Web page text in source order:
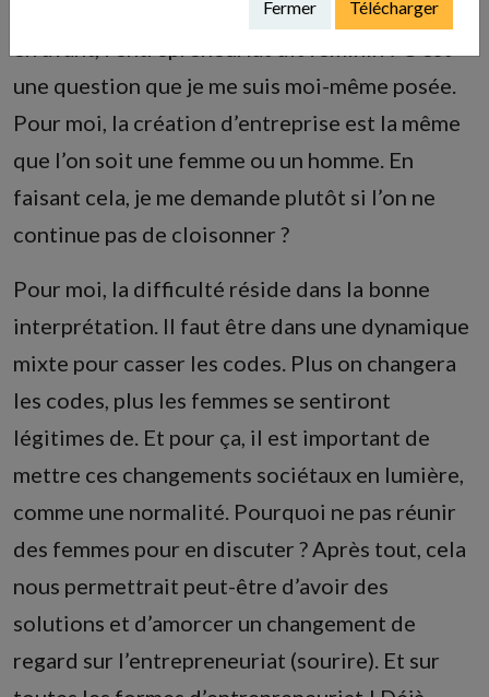
Fermer Télécharger
l’on soit dénotées ? Est-ce que l’on doit mettre
une question que je me suis moi-même posée.
Pour moi, la création d’entreprise est la même
que l’on soit une femme ou un homme. En
faisant cela, je me demande plutôt si l’on ne
continue pas de cloisonner ?
Pour moi, la difficulté réside dans la bonne
interprétation. Il faut être dans une dynamique
mixte pour casser les codes. Plus on changera
les codes, plus les femmes se sentiront
légitimes de. Et pour ça, il est important de
mettre ces changements sociétaux en lumière,
comme une normalité. Pourquoi ne pas réunir
des femmes pour en discuter ? Après tout, cela
nous permettrait peut-être d’avoir des
solutions et d’amorcer un changement de
regard sur l’entrepreneuriat (sourire). Et sur